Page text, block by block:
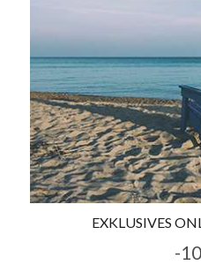
EXKLUSIVES
-